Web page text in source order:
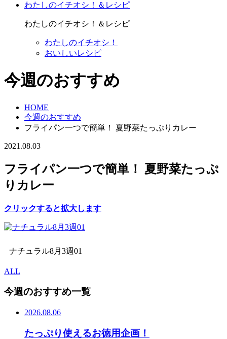
わたしのイチオシ！＆レシピ
わたしのイチオシ！＆レシピ
わたしのイチオシ！
おいしいレシピ
今週のおすすめ
HOME
今週のおすすめ
フライパン一つで簡単！ 夏野菜たっぷりカレー
2021.08.03
フライパン一つで簡単！ 夏野菜たっぷ
りカレー
クリックすると拡大します
ナチュラル8月3週01
ALL
今週のおすすめ一覧
2026.08.06
たっぷり使えるお徳用企画！